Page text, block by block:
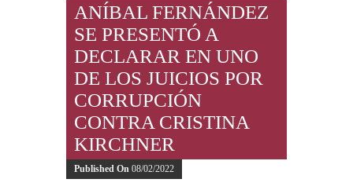
ANÍBAL FERNÁNDEZ
SE PRESENTÓ A
DECLARAR EN UNO
DE LOS JUICIOS POR
CORRUPCIÓN
CONTRA CRISTINA
KIRCHNER
Published On 08/02/2022